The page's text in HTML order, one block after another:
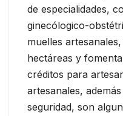
de especialidades,
ginecólogico-
muelles
hectáreas y
créditos para
artesanales,
seguridad, son